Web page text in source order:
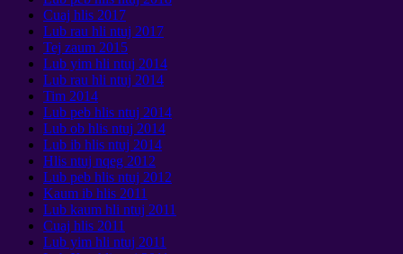
Cuaj hlis 2017
Lub rau hli ntuj 2017
Tej zaum 2015
Lub yim hli ntuj 2014
Lub rau hli ntuj 2014
Tim 2014
Lub peb hlis ntuj 2014
Lub ob hlis ntuj 2014
Lub ib hlis ntuj 2014
Hlis ntuj nqeg 2012
Lub peb hlis ntuj 2012
Kaum ib hlis 2011
Lub kaum hli ntuj 2011
Cuaj hlis 2011
Lub yim hli ntuj 2011